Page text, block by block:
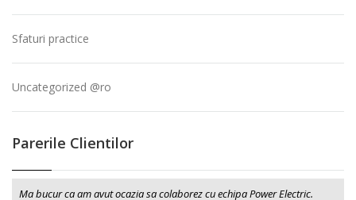
Sfaturi practice
Uncategorized @ro
Parerile Clientilor
Ma bucur ca am avut ocazia sa colaborez cu echipa Power Electric.